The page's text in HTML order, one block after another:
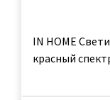
IN HOME
красный